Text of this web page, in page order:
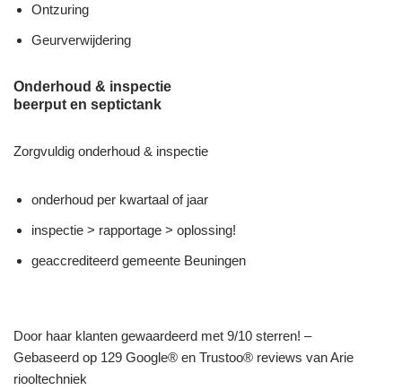
Ontzuring
Geurverwijdering
Onderhoud & inspectie
beerput en septictank
Zorgvuldig onderhoud & inspectie
onderhoud per kwartaal of jaar
inspectie > rapportage > oplossing!
geaccrediteerd gemeente Beuningen
Door haar klanten gewaardeerd met 9/10 sterren! –
Gebaseerd op 129 Google® en Trustoo® reviews van Arie
riooltechniek